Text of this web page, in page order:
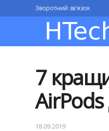
Зворотний зв'язок
7
18.09.2019